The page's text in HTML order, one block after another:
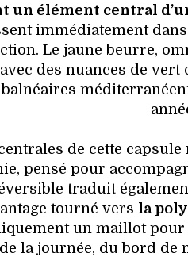
un élément central
immédiatement
Le jaune beurre,
des nuances de
centrales de cette
pensé pour
traduit
tourné vers la
un maillot pour
la journée, du bord de